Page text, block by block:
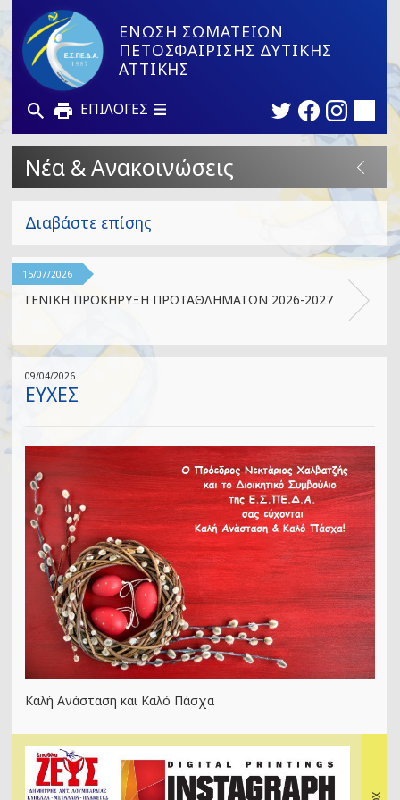
ΕΝΩΣΗ ΣΩΜΑΤΕΙΩΝ
ΠΕΤΟΣΦΑΙΡΙΣΗΣ ΔΥΤΙΚΗΣ
ΑΤΤΙΚΗΣ
ΕΠΙΛΟΓΕΣ
Νέα & Ανακοινώσεις
09/04/2026
ΕΥΧΕΣ
Καλή Ανάσταση και Καλό Πάσχα
Διαβάστε επίσης
15/07/2026
ΓΕΝΙΚΗ ΠΡΟΚΗΡΥΞΗ ΠΡΩΤΑΘΛΗΜΑΤΩΝ 2026-2027